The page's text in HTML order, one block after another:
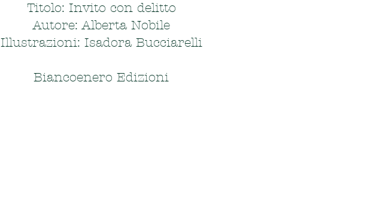
Titolo: Invito con delitto
Autore: Alberta Nobile
Illustrazioni: Isadora Bucciarelli
Biancoenero Edizioni